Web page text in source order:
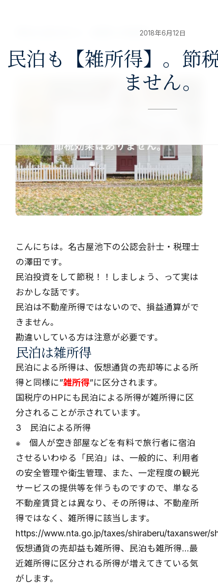
澤田公認会計士・税理士事務所2018年6月12日
民泊も【雑所得】。節
ません。
こんにちは。名古屋池下の公認会計士・税理士
の澤田です。
民泊投資をして節税！！しましょう、って実は
おかしな話です。
民泊は不動産所得ではないので、損益通算がで
きません。
勘違いしている方は注意が必要です。
民泊は雑所得
民泊による所得は、仮想通貨の売却等による所
得と同様に”雑所得”に区分されます。
国税庁のHPにも民泊による所得が雑所得に区
分されることが示されています。
3 民泊による所得
※ 個人が空き部屋などを有料で旅行者に宿泊
させるいわゆる「民泊」は、一般的に、利用者
の安全管理や衛生管理、また、一定程度の観光
サービスの提供等を伴うものですので、単なる
不動産賃貸とは異なり、その所得は、不動産所
得ではなく、雑所得に該当します。
https://www.nta.go.jp/taxes/shiraberu/taxanswer/
仮想通貨の売却益も雑所得、民泊も雑所得…最
近雑所得に区分される所得が増えてきている気
がします。